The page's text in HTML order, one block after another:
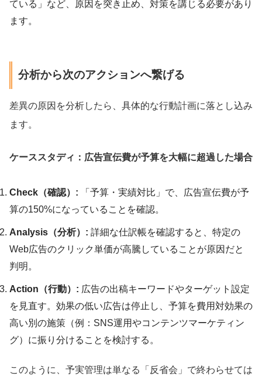
ている」など、原因を突き止め、対策を講じる必要があり
ます。
分析から次のアクションへ繋げる
差異の原因を分析したら、具体的な行動計画に落とし込み
ます。
ケーススタディ：広告宣伝費が予算を大幅に超過した場合
Check（確認）: 「予算・実績対比」で、広告宣伝費が予
算の150%になっていることを確認。
Analysis（分析）: 詳細な仕訳帳を確認すると、特定の
Web広告のクリック単価が高騰していることが原因だと
判明。
Action（行動）: 広告の出稿キーワードやターゲット設定
を見直す。効果の低い広告は停止し、予算を費用対効果の
高い別の施策（例：SNS運用やコンテンツマーケティン
グ）に振り分けることを検討する。
このように、予実管理は単なる「反省会」で終わらせては